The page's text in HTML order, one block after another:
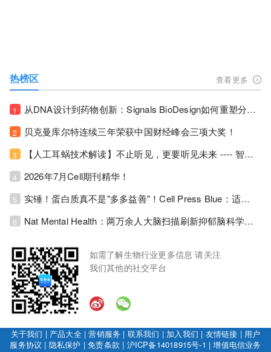
热榜区 查看更多
1 从DNA设计到药物创新：Signals BioDesign如何重塑分子生物学研发生态！
2 贝克曼库尔特连续三年荣获中国财经峰会三项大奖！
3 【人工耳蜗技术解读】不止听见，更要听见未来 ---- 智能耳蜗，开启人工耳蜗技术新纪元！
4 2026年7月Cell期刊精华！
5 实锤！蛋白质真不是"多多益善"！Cell Press Blue：适度限蛋白，反而拉长健康寿命！
6 Nat Mental Health：两万余人大脑扫描刷新抑郁脑科学认知！抑郁不只是情绪病，视觉、运动脑区同步受损！
如需了解生物行业更多信息 请关注
我们其他的社交平台
关于我们 | 产品大全|营销服务 | 联系我们 | 加入我们 | 友情链接 | 用户
服务协议 | 隐私保护 |免责条款 | 沪ICP备14018915号-1 |增值电信业务